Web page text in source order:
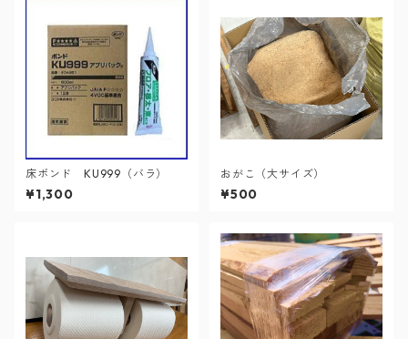
床ボンド KU999（バラ）
¥1,300
おがこ（大サイズ）
¥500